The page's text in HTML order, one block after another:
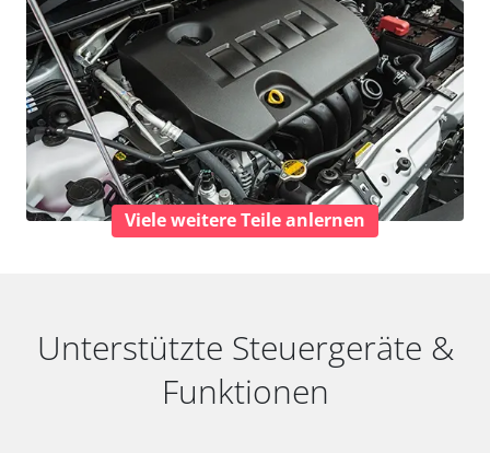
Viele weitere Teile anlernen
Unterstützte Steuergeräte &
Funktionen